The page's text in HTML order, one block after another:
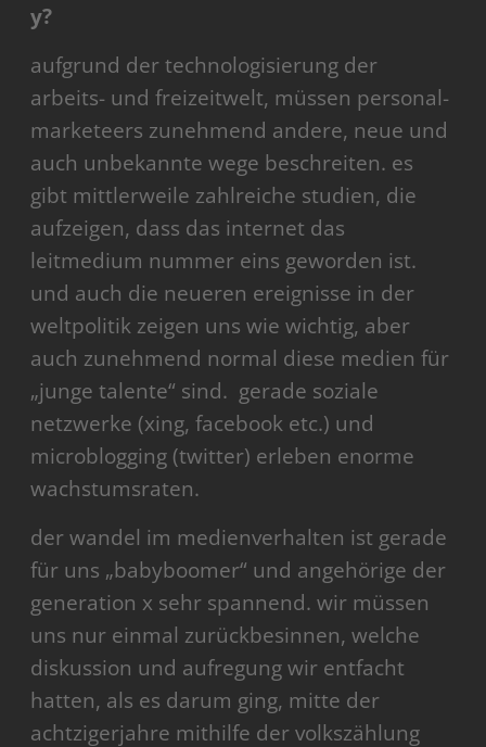
y?
aufgrund der technologisierung der
arbeits- und freizeitwelt, müssen personal-
marketeers zunehmend andere, neue und
auch unbekannte wege beschreiten. es
gibt mittlerweile zahlreiche studien, die
aufzeigen, dass das internet das
leitmedium nummer eins geworden ist.
und auch die neueren ereignisse in der
weltpolitik zeigen uns wie wichtig, aber
auch zunehmend normal diese medien für
„junge talente“ sind. gerade soziale
netzwerke (xing, facebook etc.) und
microblogging (twitter) erleben enorme
wachstumsraten.
der wandel im medienverhalten ist gerade
für uns „babyboomer“ und angehörige der
generation x sehr spannend. wir müssen
uns nur einmal zurückbesinnen, welche
diskussion und aufregung wir entfacht
hatten, als es darum ging, mitte der
achtzigerjahre mithilfe der volkszählung